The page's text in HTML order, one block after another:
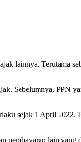
lainnya. Terutama
Sebelumnya, PPN
sejak 1 April 2022.
pembayaran lain